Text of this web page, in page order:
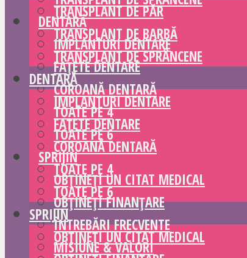
DENTARĂ
IMPLANTURI DENTARE
FAȚETE DENTARE
COROANĂ DENTARĂ
TOATE PE 4
TOATE PE 6
SPRIJIN
OBȚINEȚI UN CITAT MEDICAL
OBȚINEȚI FINANȚARE
ÎNTREBĂRI FRECVENTE
MISIUNE & VALORI
TRANSPLANT DE PĂR
TRANSPLANT DE BARBĂ
TRANSPLANT DE SPRÂNCENE
DENTARĂ
IMPLANTURI DENTARE
FAȚETE DENTARE
COROANĂ DENTARĂ
TOATE PE 4
TOATE PE 6
SPRIJIN
OBȚINEȚI UN CITAT MEDICAL